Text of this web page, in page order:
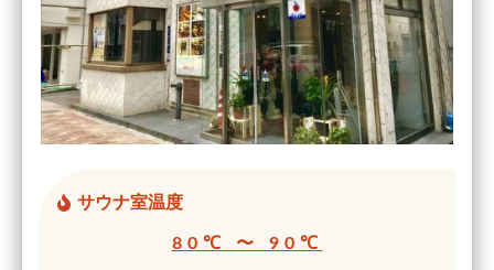
サウナ室温度
80℃ 〜 90℃